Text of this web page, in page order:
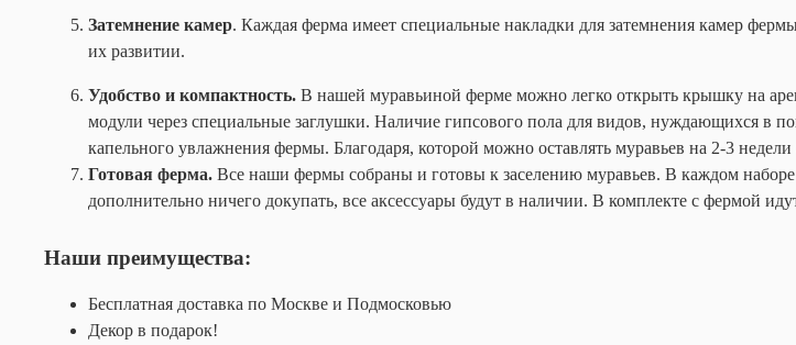
Затемнение камер. Каждая ферма имеет специальные накладки для затемнения камер
их развитии.
Удобство и компактность. В нашей муравьиной ферме можно легко открыть крышку на
модули через специальные заглушки. Наличие гипсового пола для видов, нуждающихся в
капельного увлажнения фермы. Благодаря, которой можно оставлять муравьев на 2-3
Готовая ферма. Все наши фермы собраны и готовы к заселению муравьев. В каждом
дополнительно ничего докупать, все аксессуары будут в наличии. В комплекте с фермой
Наши преимущества:
Бесплатная доставка по Москве и Подмосковью
Декор в подарок!